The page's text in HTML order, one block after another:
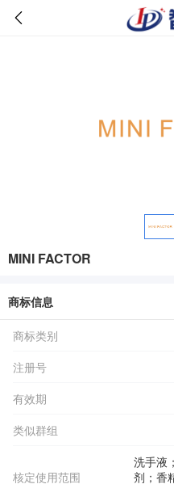
MINI FACTOR
商标信息
商标类别
注册号
有效期
类似群组
核定使用范围
洗手液
剂；香